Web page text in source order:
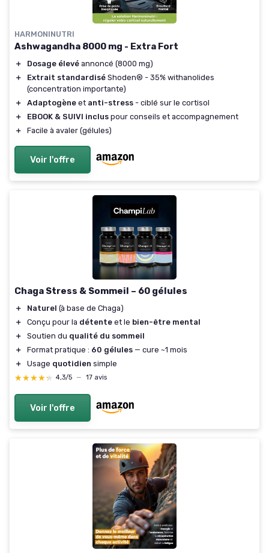
HARMONINUTRI
Ashwagandha 8000 mg - Extra Fort
＋ Dosage élevé annoncé (8000 mg)
＋
Extrait standardisé Shoden® - 35% withanolides
(concentration importante)
＋
Adaptogène et anti-stress - ciblé sur le cortisol
＋
EBOOK & SUIVI inclus pour conseils et accompagnement
＋
Facile à avaler (gélules)
Voir l'offre
Chaga Stress & Sommeil – 60 gélules
＋ Naturel (à base de Chaga)
＋
Conçu pour la détente et le bien-être mental
＋
Soutien du qualité du sommeil
＋
Format pratique : 60 gélules — cure ~1 mois
＋
Usage quotidien simple
★★★★★
★★★★★ 4,3/5 — 17 avis
Voir l'offre